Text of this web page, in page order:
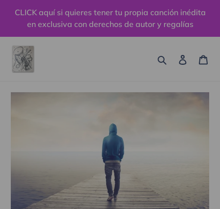
directamente
contenido
CLICK aquí si quieres tener tu propia canción inédita
en exclusiva con derechos de autor y regalías
Buscar